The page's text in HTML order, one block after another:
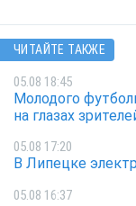
ЧИТАЙТЕ ТАКЖЕ
05.08 18:45
Молодого
на глазах
05.08 17:20
В Липецке
05.08 16:37